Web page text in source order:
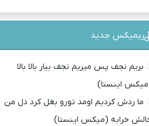
ریمیکس جدید
بریم نجف پس میریم نجف بیار بالا بالا
اینستا)
ما ردش کردیم اومد تورو بغل کرد دل من
خرابه (میکس اینستا)